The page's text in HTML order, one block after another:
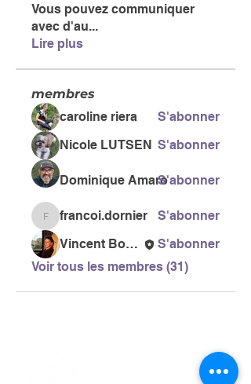
Vous pouvez communiquer
avec d'au...
Lire plus
membres
caroline riera
S'abonner
Nicole LUTSEN S'abonner
Dominique AmaroS'abonner
francoi.dornier
francoi.dornier
S'abonner
Vincent Bonneau
S'abonner
Voir tous les membres (31)